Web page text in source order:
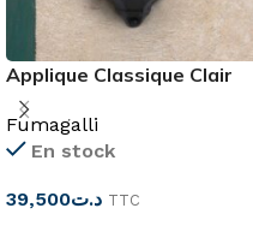
Applique Classique Clair
E27 IP55
Fumagalli
En stock
د.ت39,500
TTC